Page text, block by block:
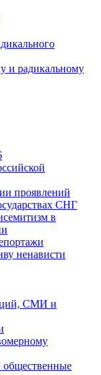
и радикальному
проявлений
СНГ
в
ненависти
СМИ и
общественные